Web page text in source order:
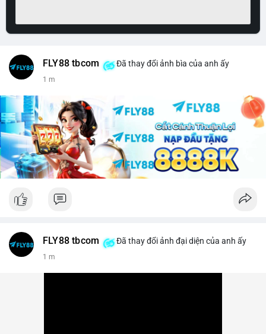
FLY88 tbcom Đã thay đổi ảnh bìa của anh ấy
1 m
FLY88 tbcom Đã thay đổi ảnh đại diện của anh ấy
1 m